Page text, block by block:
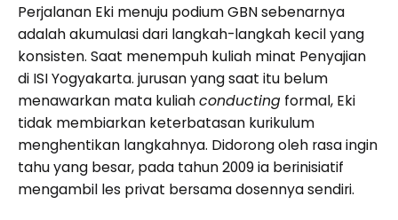
Perjalanan Eki menuju podium GBN sebenarnya
adalah akumulasi dari langkah-langkah kecil yang
konsisten. Saat menempuh kuliah minat Penyajian
di ISI Yogyakarta. jurusan yang saat itu belum
menawarkan mata kuliahconducting formal, Eki
tidak membiarkan keterbatasan kurikulum
menghentikan langkahnya. Didorong oleh rasa ingin
tahu yang besar, pada tahun 2009 ia berinisiatif
mengambil les privat bersama dosennya sendiri.